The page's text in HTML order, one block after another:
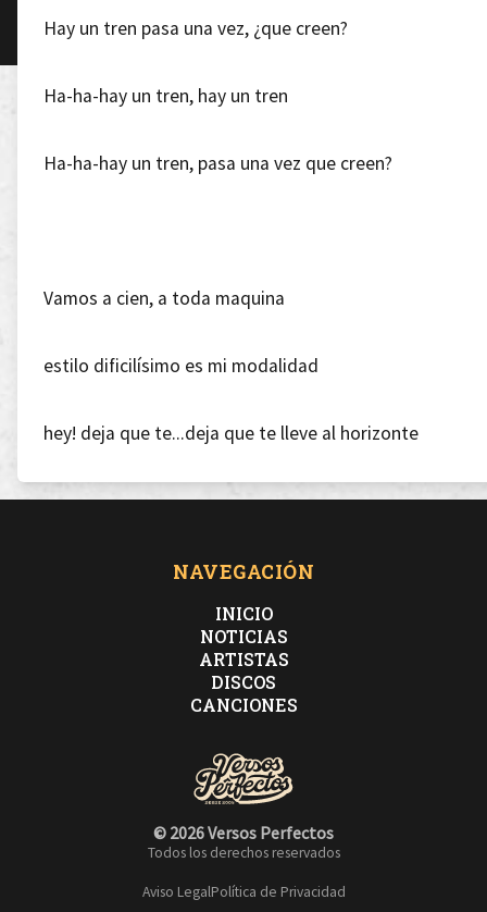
Hay un tren pasa una vez, ¿que creen?
Ha-ha-hay un tren, hay un tren
Ha-ha-hay un tren, pasa una vez que creen?
Vamos a cien, a toda maquina
estilo dificilísimo es mi modalidad
hey! deja que te...deja que te lleve al horizonte
donde el infinito pierde el nombre
Este par tiene rap ejemplar
a veces me apetece deletrear
Z-A-R-A-G-O-Z-A hasta S-E-V-I-L-L-A
NAVEGACIÓN
INICIO
NOTICIAS
ARTISTAS
DISCOS
CANCIONES
© 2026 Versos Perfectos
Todos los derechos reservados
Aviso LegalPolítica de Privacidad